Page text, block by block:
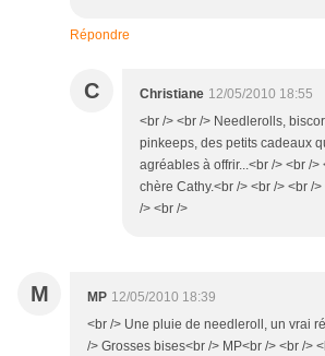
Répondre
C Christiane 12/05/2010 18:55
<br /> <br /> Needlerolls,
pinkeeps, des petits cadeaux
agréables à offrir...<br /> <br />
chère Cathy.<br /> <br /> <br /
/> <br />
M MP 12/05/2010 18:39
<br /> Une pluie de needleroll, un vrai
/> Grosses bises<br /> MP<br /> <br />